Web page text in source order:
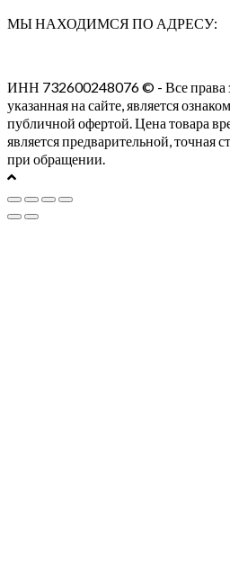
МЫ НАХОДИМСЯ ПО АДРЕСУ:
ИНН 732600248076 © - Все права
указанная на сайте, является
публичной офертой. Цена товара
является предварительной, точная
при обращении.